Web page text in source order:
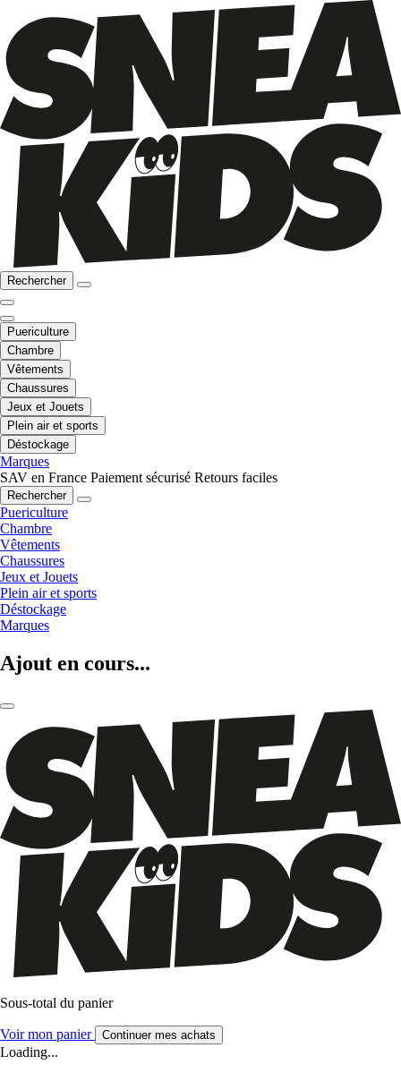
Rechercher
Puericulture
Chambre
Vêtements
Chaussures
Jeux et Jouets
Plein air et sports
Déstockage
Marques
SAV en France Paiement sécurisé Retours faciles
Rechercher
Puericulture
Chambre
Vêtements
Chaussures
Jeux et Jouets
Plein air et sports
Déstockage
Marques
Ajout en cours...
Sous-total du panier
Voir mon panier Continuer mes achats
Loading...